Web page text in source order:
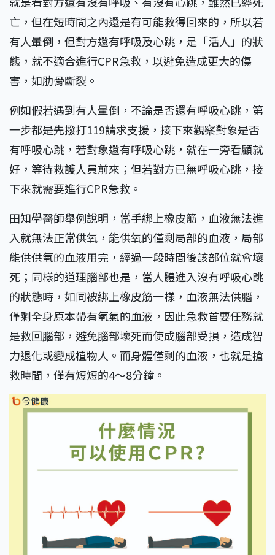
亡，但在短時間之內還是有可能救得回來的，所以若
有人暈倒，但對方還有呼吸及心跳，是「活人」的狀
態，就不適合進行CPR急救，以避免造成更大的傷
害，如肋骨斷裂。
例如假若遇到有人暈倒，不論是否還有呼吸心跳，第
一步都是先撥打119請求支援，接下來觀察對象是否
有呼吸心跳，若對象還有呼吸心跳，就在一旁看顧就
好，等待救護人員前來；但若對方已無呼吸心跳，接
下來就需要進行CPR急救。
田知學醫師舉例說明，當手綁上橡皮筋，血液無法進
入就無法正常供氧，能供氧的僅剩局部的血液，局部
能供供氧的血液用完，經過一段時間後該部位就會壞
死；同樣的道理腦部也是，當人體進入沒有呼吸心跳
的狀態時，如同被綁上橡皮筋一樣，血液無法供腦，
僅剩全身原本帶有氧氣的血液，因此急救首要任務就
是救回腦部，避免腦部壞死而使成腦部受損，造成智
力退化或變成植物人。而身體僅剩的血液，也就是搶
救時間，僅有短短的4～8分鐘。